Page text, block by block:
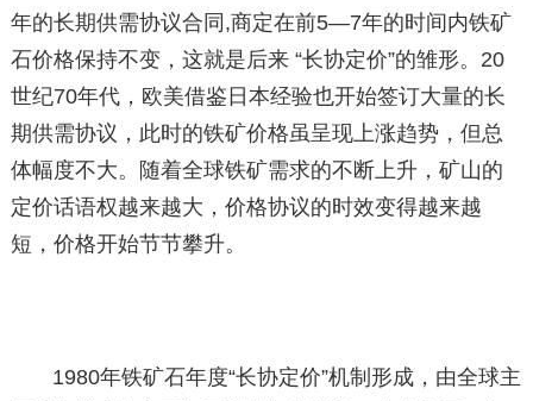
年的长期供需协议合同,商定在前5—7年的时间内铁矿
石价格保持不变，这就是后来 “长协定价”的雏形。20
世纪70年代，欧美借鉴日本经验也开始签订大量的长
期供需协议，此时的铁矿价格虽呈现上涨趋势，但总
体幅度不大。随着全球铁矿需求的不断上升，矿山的
定价话语权越来越大，价格协议的时效变得越来越
短，价格开始节节攀升。
1980年铁矿石年度“长协定价”机制形成，由全球主